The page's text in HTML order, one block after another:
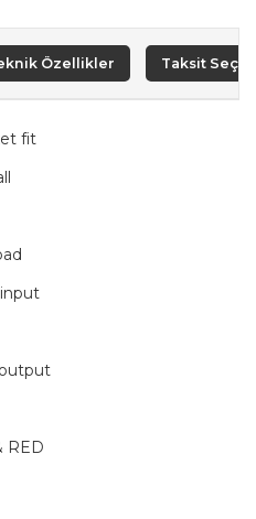
Özellikler Taksit
fit
output
RED